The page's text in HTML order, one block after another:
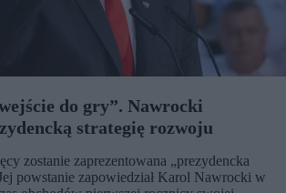
do gry”. Nawrocki
strategię rozwoju
zostanie zaprezentowana „prezydencka
powstanie zapowiedział Karol Nawrocki w